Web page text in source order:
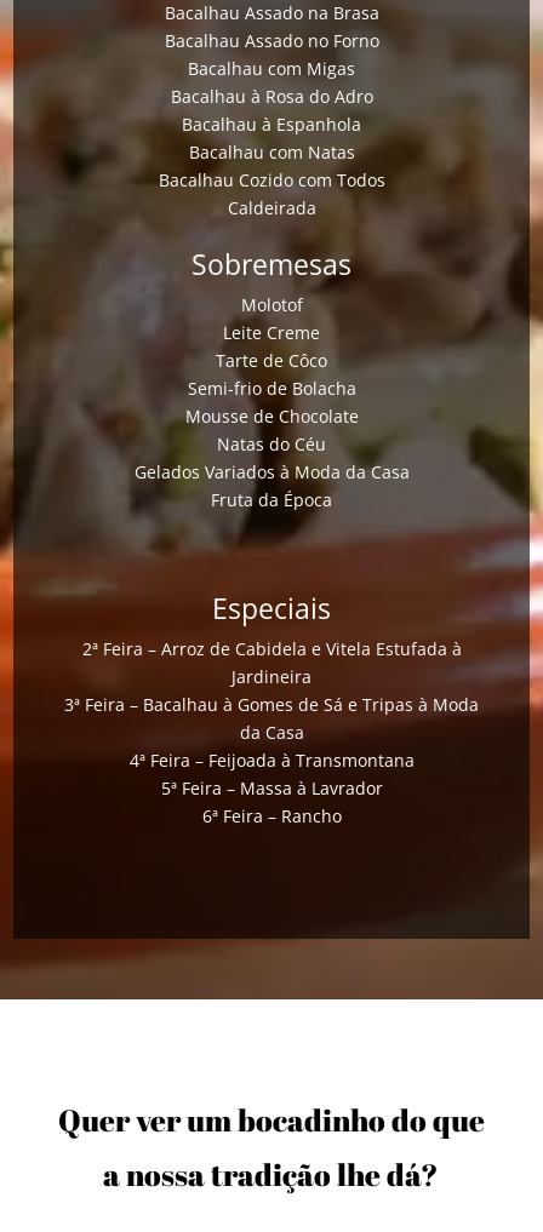
Bacalhau Assado na Brasa
Bacalhau Assado no Forno
Bacalhau com Migas
Bacalhau à Rosa do Adro
Bacalhau à Espanhola
Bacalhau com Natas
Bacalhau Cozido com Todos
Caldeirada
Sobremesas
Molotof
Leite Creme
Tarte de Côco
Semi-frio de Bolacha
Mousse de Chocolate
Natas do Céu
Gelados Variados à Moda da Casa
Fruta da Época
Especiais
2ª Feira – Arroz de Cabidela e Vitela Estufada à
Jardineira
3ª Feira – Bacalhau à Gomes de Sá e Tripas à Moda
da Casa
4ª Feira – Feijoada à Transmontana
5ª Feira – Massa à Lavrador
6ª Feira – Rancho
Quer ver um bocadinho do que
a nossa tradição lhe dá?